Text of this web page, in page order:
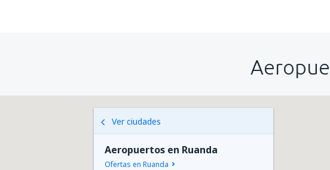
Ver ciudades
Aeropuertos en Ruanda
Ofertas en Ruanda